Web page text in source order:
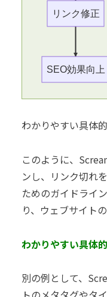
リンク修正
SEO効果向上
わかりやすい具体
このように、
ンし、リンク切れ
ためのガイドライ
り、ウェブサイト
わかりやすい具体
別の例として、